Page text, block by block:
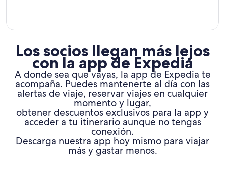
Los socios llegan más lejos
con la app de Expedia
A donde sea que vayas, la app de Expedia te
acompaña. Puedes mantenerte al día con las
alertas de viaje, reservar viajes en cualquier
momento y lugar,
obtener descuentos exclusivos para la app y
acceder a tu itinerario aunque no tengas
conexión.
Descarga nuestra app hoy mismo para viajar
más y gastar menos.